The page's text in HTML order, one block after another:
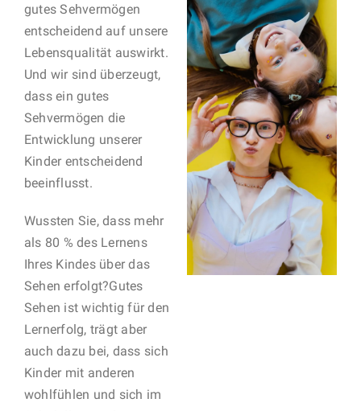
gutes Sehvermögen
entscheidend auf unsere
Lebensqualität auswirkt.
Und wir sind überzeugt,
dass ein gutes
Sehvermögen die
Entwicklung unserer
Kinder entscheidend
beeinflusst.
Wussten Sie, dass mehr
als 80 % des Lernens
Ihres Kindes über das
Sehen erfolgt?Gutes
Sehen ist wichtig für den
Lernerfolg, trägt aber
auch dazu bei, dass sich
Kinder mit anderen
wohlfühlen und sich im